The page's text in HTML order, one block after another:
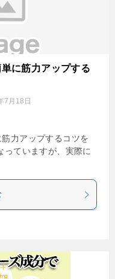
に筋力アップする
7月18日
力アップするコツを
っていますが、実際に